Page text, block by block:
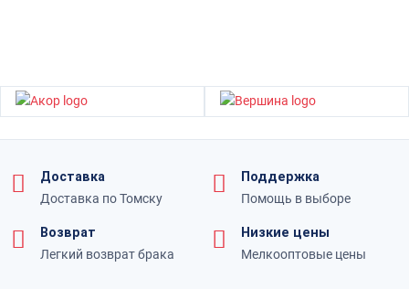
Доставка
Доставка по Томску
Поддержка
Помощь в выборе
Возврат
Легкий возврат брака
Низкие цены
Мелкооптовые цены